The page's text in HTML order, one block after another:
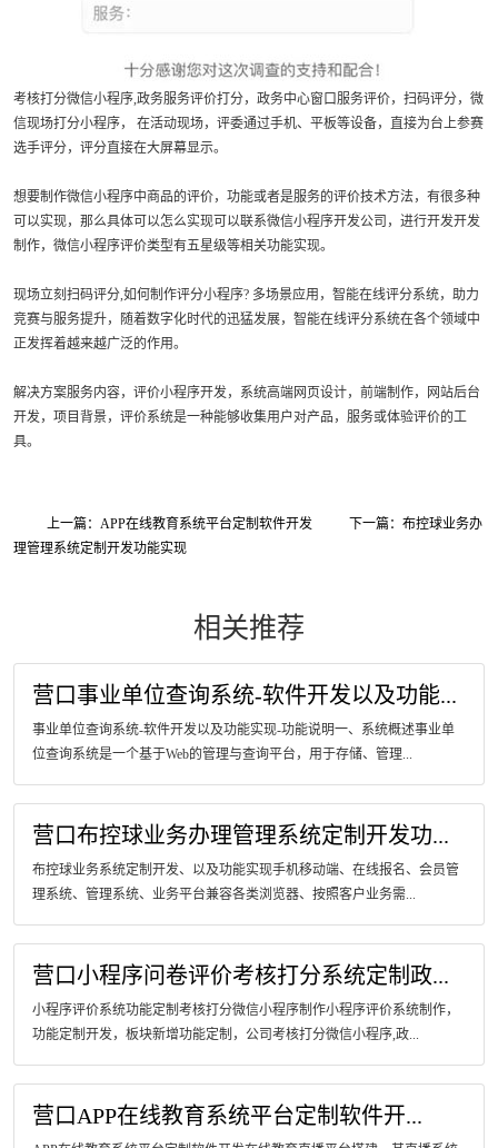
考核打分微信小程序,政务服务评价打分，政务中心窗口服务评价，扫码评分，微
信现场打分小程序， 在活动现场，评委通过手机、平板等设备，直接为台上参赛
选手评分，评分直接在大屏幕显示。
想要制作微信小程序中商品的评价，功能或者是服务的评价技术方法，有很多种
可以实现，那么具体可以怎么实现可以联系微信小程序开发公司，进行开发开发
制作，微信小程序评价类型有五星级等相关功能实现。
现场立刻扫码评分,如何制作评分小程序? 多场景应用，智能在线评分系统，助力
竞赛与服务提升，随着数字化时代的迅猛发展，智能在线评分系统在各个领域中
正发挥着越来越广泛的作用。
解决方案服务内容，评价小程序开发，系统高端网页设计，前端制作，网站后台
开发，项目背景，评价系统是一种能够收集用户对产品，服务或体验评价的工
具。
上一篇：APP在线教育系统平台定制软件开发
下一篇：布控球业务办
理管理系统定制开发功能实现
相关推荐
营口事业单位查询系统-软件开发以及功能...
事业单位查询系统-软件开发以及功能实现-功能说明一、系统概述事业单
位查询系统是一个基于Web的管理与查询平台，用于存储、管理...
营口布控球业务办理管理系统定制开发功...
布控球业务系统定制开发、以及功能实现手机移动端、在线报名、会员管
理系统、管理系统、业务平台兼容各类浏览器、按照客户业务需...
营口小程序问卷评价考核打分系统定制政...
小程序评价系统功能定制考核打分微信小程序制作小程序评价系统制作，
功能定制开发，板块新增功能定制，公司考核打分微信小程序,政...
营口APP在线教育系统平台定制软件开...